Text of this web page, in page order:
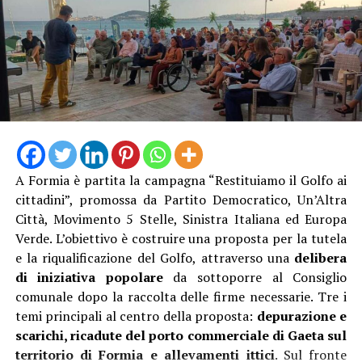
Al termine, il dottor Marco Martino farà il suo ingresso
in Questura dove, dopo aver salutato il personale e i
Funzionari, incontrerà i rappresentanti della stampa
locale per un momento di saluto e di confronto, che
costituirà la prima occasione ufficiale di incontro con gli
organi di informazione del territorio.
A Formia è partita la campagna “Restituiamo il Golfo ai
cittadini”, promossa da Partito Democratico, Un’Altra
Città, Movimento 5 Stelle, Sinistra Italiana ed Europa
Verde. L’obiettivo è costruire una proposta per la tutela
e la riqualificazione del Golfo, attraverso una delibera
di iniziativa popolareda sottoporre al Consiglio
comunale dopo la raccolta delle firme necessarie. Tre i
temi principali al centro della proposta: depurazione e
scarichi, ricadute del porto commerciale di Gaeta sul
territorio di Formia e allevamenti ittici. Sul fronte